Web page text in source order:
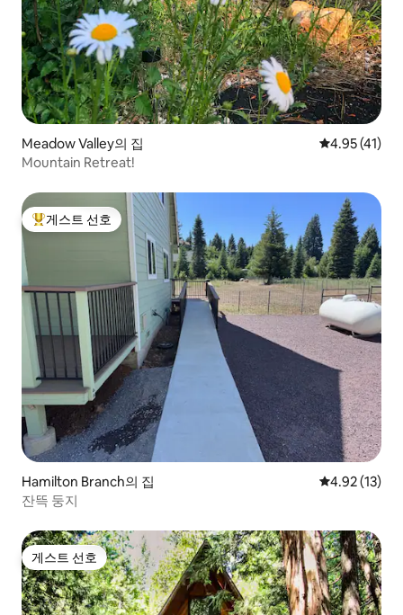
Meadow Valley의 집 평점 4.95점
4.95 (41)
Mountain Retreat!
상위 게스트 선호
게스트 선호
Hamilton Branch의 집 평점 4.92점
4.92 (13)
잔뜩 둥지
게스트 선호
게스트 선호